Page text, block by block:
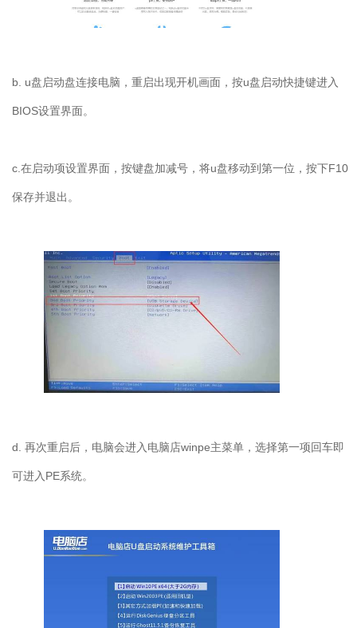
b. u盘启动盘连接电脑，重启出现开机画面，按u盘启动快捷键进入
BIOS设置界面。
c.在启动项设置界面，按键盘加减号，将u盘移动到第一位，按下F10
保存并退出。
d. 再次重启后，电脑会进入电脑店winpe主菜单，选择第一项回车即
可进入PE系统。